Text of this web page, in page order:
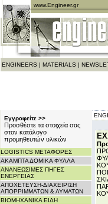
www.Engineer.gr
ENGINEERS | MATERIALS |
Εγγραφείτε >>
Προσθέστε τα στοιχεία σας
στον κατάλογο
προμηθευτών υλικών
LOGISTICS ΜΕΤΑΦΟΡΕΣ
ΑΚΑΜΠΤΑ ΔΟΜΙΚΑ ΦΥΛΛΑ
ΑΝΑΝΕΩΣΙΜΕΣ ΠΗΓΕΣ
ΕΝΕΡΓΕΙΑΣ
ΑΠΟΧΕΤΕΥΣΗ-ΔΙΑΧΕΙΡΙΣΗ
ΑΠΟΡΡΙΜΜΑΤΩΝ & ΛΥΜΑΤΩΝ
ΒΙΟΜΗΧΑΝΙΚΑ ΕΙΔΗ